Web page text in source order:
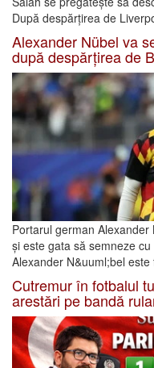
După despărțirea de
Alexander Nübel va
după despărțirea de
Portarul german
și este gata să semneze
Alexander N&uuml;bel
Cutremur în fotbalul
arestări pe bandă